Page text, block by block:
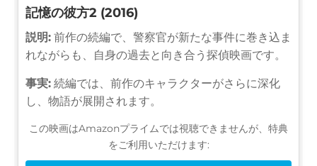
記憶の彼方2 (2016)
説明: 前作の続編で、警察官が新たな事件に巻き込ま
れながらも、自身の過去と向き合う探偵映画です。
事実: 続編では、前作のキャラクターがさらに深化
し、物語が展開されます。
この映画はAmazonプライムでは視聴できませんが、特典
をご利用いただけます: